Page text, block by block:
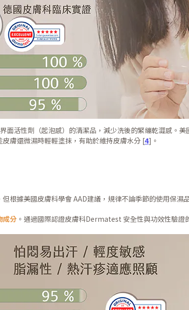
面活性劑（起泡感）的清潔品，減少洗後的緊繃乾澀感。
膚還微濕時輕輕塗抹，有助於維持皮膚水分 [4]。
根據美國皮膚科學會 AAD建議，規律不論季節的使用保濕
成分 。通過國際認證皮膚科Dermatest 安全性與功效性驗證